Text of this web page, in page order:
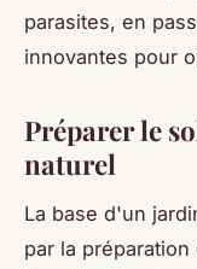
parasites, en
innovantes pour
Préparer le
naturel
La base d'un
par la